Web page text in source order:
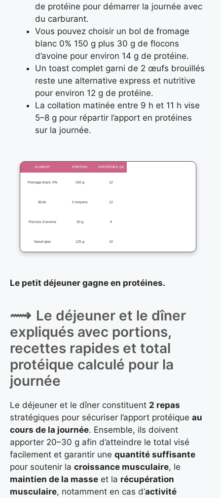
de protéine pour démarrer la journée avec
du carburant.
Vous pouvez choisir un bol de fromage
blanc 0% 150 g plus 30 g de flocons
d’avoine pour environ 14 g de protéine.
Un toast complet garni de 2 œufs brouillés
reste une alternative express et nutritive
pour environ 12 g de protéine.
La collation matinée entre 9 h et 11 h vise
5–8 g pour répartir l’apport en protéines
sur la journée.
ALIMENT PORTION PROTÉINES (G)
Fromage blanc 0% 150 g 12
Œufs 2 moyens 12
Flocons d’avoine 30 g 4
Yaourt grec 125 g 10
Le petit déjeuner gagne en protéines.
Le déjeuner et le dîner
expliqués avec portions,
recettes rapides et total
protéique calculé pour la
journée
Le déjeuner et le dîner constituent 2 repas
stratégiques pour sécuriser l’apport protéique au
cours de la journée. Ensemble, ils doivent
apporter 20–30 g afin d’atteindre le total visé
facilement et garantir une quantité suffisante
pour soutenir la croissance musculaire, le
maintien de la masse et la récupération
musculaire, notamment en cas d’activité